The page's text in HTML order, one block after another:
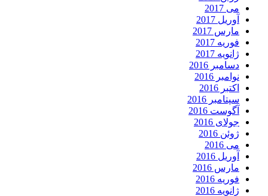
می 2017
آوریل 2017
مارس 2017
فوریه 2017
ژانویه 2017
دسامبر 2016
نوامبر 2016
اکتبر 2016
سپتامبر 2016
آگوست 2016
جولای 2016
ژوئن 2016
می 2016
آوریل 2016
مارس 2016
فوریه 2016
ژانویه 2016